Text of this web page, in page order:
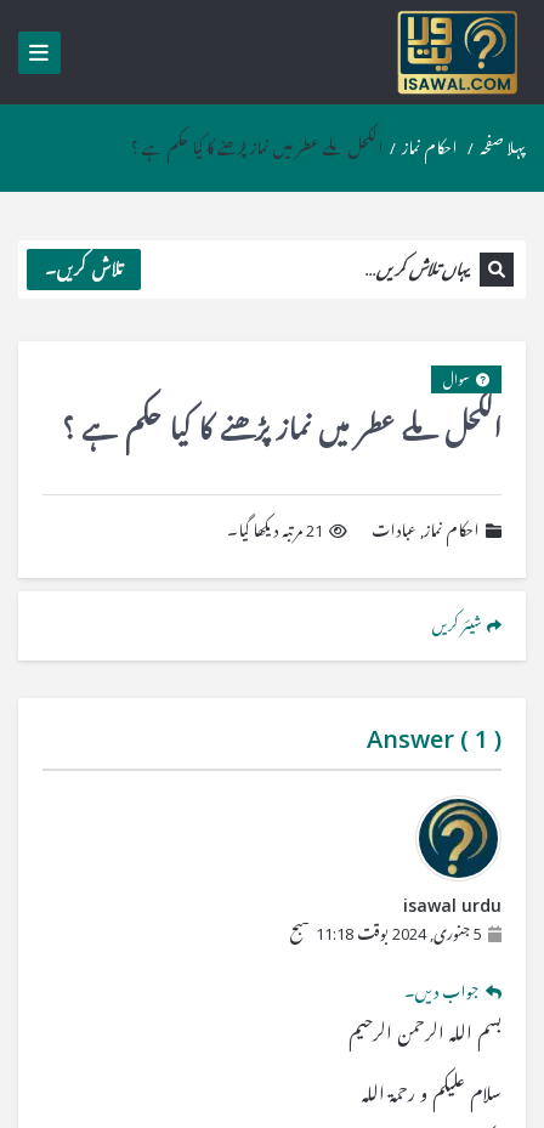
پہلا صفحہ / احکام نماز / الکحل ملے عطر میں نماز پڑھنے کا کیا حکم ہے ؟
تلاش کریں۔
الکحل ملے عطر میں نماز پڑھنے کا کیا حکم ہے ؟
سوال
احکام نماز, عبادات 21 مرتبہ دیکھا گیا۔
شیئر کریں
Answer ( 1 )
isawal urdu
5 جنوری, 2024 بوقت 11:18 صبح
جواب دیں۔
بسم اللہ الرحمن الرحیم
سلام علیکم و رحمۃ اللہ